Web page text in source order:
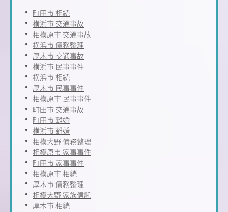
町田市 相続
横浜市 交通事故
相模原市 交通事故
横浜市 債務整理
厚木市 交通事故
横浜市 民事事件
横浜市 相続
厚木市 民事事件
相模原市 民事事件
町田市 交通事故
町田市 離婚
横浜市 離婚
相模大野 債務整理
相模原市 家事事件
町田市 家事事件
相模原市 相続
厚木市 債務整理
相模大野 家族信託
厚木市 相続